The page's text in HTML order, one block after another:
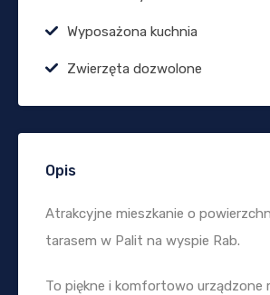
Wyposażona kuchnia
Zwierzęta dozwolone
Opis
Atrakcyjne mieszkanie o
tarasem w Palit na wyspie Rab.
To piękne i komfortowo urządzone